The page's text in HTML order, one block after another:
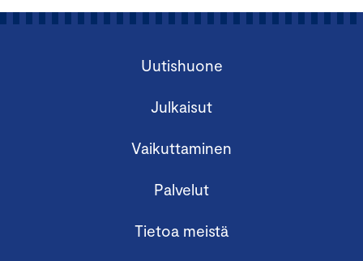
Uutishuone
Julkaisut
Vaikuttaminen
Palvelut
Tietoa meistä